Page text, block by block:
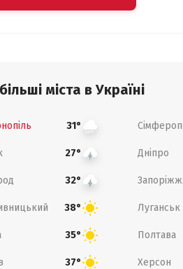
міста в Україні
31°
27° Дніпро
32°
38° Луганськ
35° Полтава
37° Херсон